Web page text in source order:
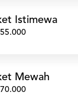
Istimewa
Mewah